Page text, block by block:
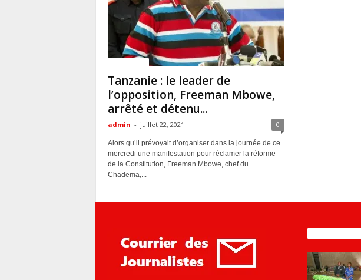
Tanzanie : le leader de
l’opposition, Freeman Mbowe,
arrêté et détenu...
admin - juillet 22, 2021 0
Alors qu’il prévoyait d’organiser dans la journée de ce
mercredi une manifestation pour réclamer la réforme
de la Constitution, Freeman Mbowe, chef du
Chadema,...